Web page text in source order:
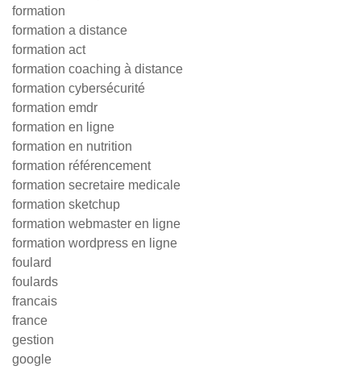
formation
formation a distance
formation act
formation coaching à distance
formation cybersécurité
formation emdr
formation en ligne
formation en nutrition
formation référencement
formation secretaire medicale
formation sketchup
formation webmaster en ligne
formation wordpress en ligne
foulard
foulards
francais
france
gestion
google